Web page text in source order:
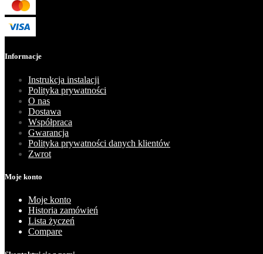
Informacje
Instrukcja instalacji
Polityka prywatności
O nas
Dostawa
Współpraca
Gwarancja
Polityka prywatności danych klientów
Zwrot
Moje konto
Moje konto
Historia zamówień
Lista życzeń
Compare